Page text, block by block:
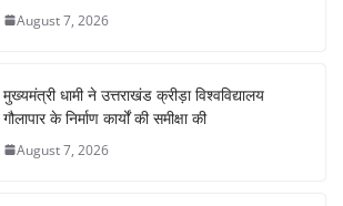
August 7, 2026
मुख्यमंत्री धामी ने उत्तराखंड क्रीड़ा विश्वविद्यालय
गौलापार के निर्माण कार्यों की समीक्षा की
August 7, 2026